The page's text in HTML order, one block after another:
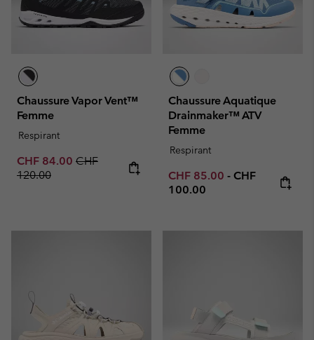
Chaussure Vapor Vent™
Femme
Respirant
Sale price:
CHF 84.00 Regular price:
CHF
120.00
Chaussure Aquatique
Drainmaker™ ATV
Femme
Respirant
Minimum sale price:
CHF 85.00 - Maximum
CHF
100.00